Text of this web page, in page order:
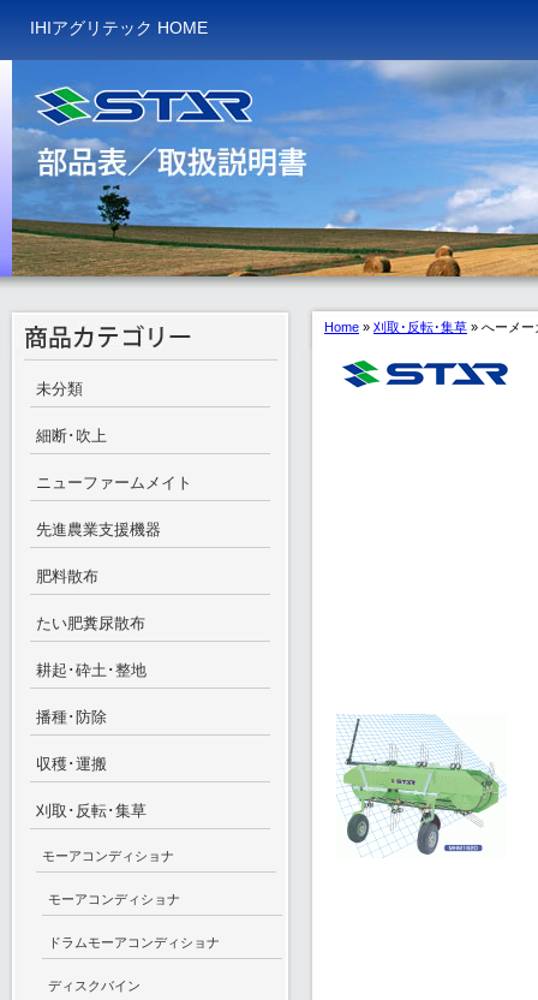
IHIアグリテック HOME
未分類
細断･吹上
ニューファームメイト
先進農業支援機器
肥料散布
たい肥糞尿散布
耕起･砕土･整地
播種･防除
収穫･運搬
刈取･反転･集草
モーアコンディショナ
モーアコンディショナ
ドラムモーアコンディショナ
ディスクバイン
Home » 刈取･反転･集草 » へーメー